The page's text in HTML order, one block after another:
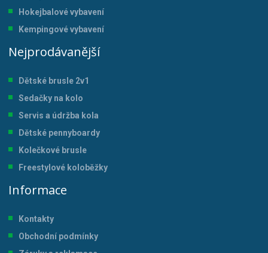
Hokejbalové vybavení
Kempingové vybavení
Nejprodávanější
Dětské brusle 2v1
Sedačky na kolo
Servis a údržba kola
Dětské pennyboardy
Kolečkové brusle
Freestylové koloběžky
Informace
Kontakty
Obchodní podmínky